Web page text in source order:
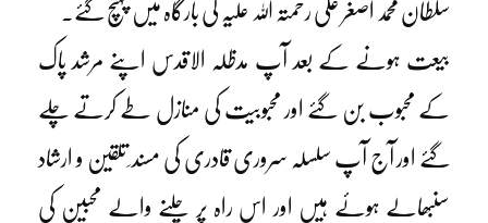
سلطان محمد اصغر علی رحمتہ اللہ علیہ کی بارگاہ میں پہنچ گئے۔
بیعت ہونے کے بعد آپ مدظلہ الاقدس اپنے مرشد پاک
کے محبوب بن گئے اور محبوبیت کی منازل طے کرتے چلے
گئے اور آج آپ سلسلہ سروری قادری کی مسند ِ تلقین و ارشاد
سنبھالے ہوئے ہیں اور اس راہ پر چلنے والے محبین کی